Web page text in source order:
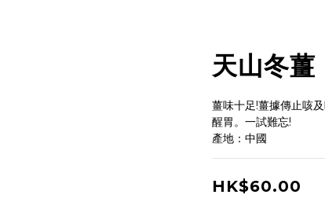
天山冬薑
薑味十足!薑據傳止咳
醒胃。一試難忘!
產地：中國
HK$60.00